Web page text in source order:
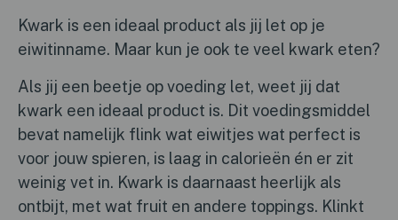
Kwark is een ideaal product als jij let op je
eiwitinname. Maar kun je ook te veel kwark eten?
Als jij een beetje op voeding let, weet jij dat
kwark een ideaal product is. Dit voedingsmiddel
bevat namelijk flink wat eiwitjes wat perfect is
voor jouw spieren, is laag in calorieën én er zit
weinig vet in. Kwark is daarnaast heerlijk als
ontbijt, met wat fruit en andere toppings. Klinkt